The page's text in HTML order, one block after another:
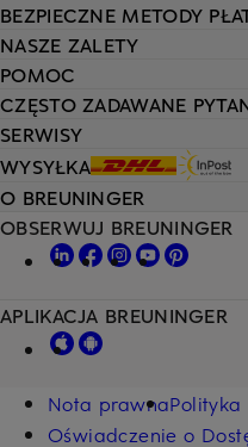
POMOC
CZĘSTO ZADAWANE
SERWISY
WYSYŁKA
BEZPIECZNE METODY
NASZE ZALETY
O BREUNINGER
OBSERWUJ BREUNINGER
APLIKACJA BREUNINGER
Nota prawna
Oświadczenie o